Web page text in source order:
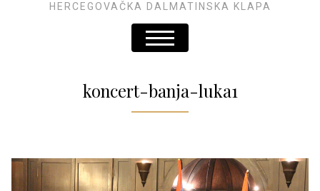
HERCEGOVAČKA DALMATINSKA KLAPA
koncert-banja-luka1